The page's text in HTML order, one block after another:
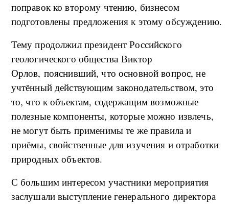
поправок ко второму чтению, бизнесом
подготовлены предложения к этому обсуждению.
Тему продолжил президент Российского
геологического общества Виктор
Орлов, пояснивший, что основной вопрос, не
учтённый действующим законодательством, это
то, что к объектам, содержащим возможные
полезные компоненты, которые можно извлечь,
не могут быть применимы те же правила и
приёмы, свойственные для изучения и отработки
природных объектов.
С большим интересом участники мероприятия
заслушали выступление генерального директора